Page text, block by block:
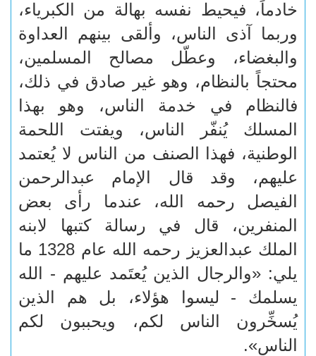
خادماً، فيحيط نفسه بهالة من الكبرياء،
وربما آذى الناس، وألقى بينهم العداوة
والبغضاء، وعطّل مصالح المسلمين،
محتجاً بالنظام، وهو غير صادق في ذلك،
فالنظام في خدمة الناس، وهو بهذا
المسلك يُنفّر الناس، ويفتت اللحمة
الوطنية، فهذا الصنف من الناس لا يُعتمد
عليهم، وقد قال الإمام عبدالرحمن
الفيصل رحمه الله، عندما رأى بعض
المنفرين، قال في رسالة كتبها لابنه
الملك عبدالعزيز رحمه الله عام 1328 ما
يلي: «والرجال الذين يُعتَمد عليهم - الله
يسلمك - ليسوا هؤلاء، بل هم الذين
يُسخِّرون الناس لكم، ويحببون لكم
الناس».